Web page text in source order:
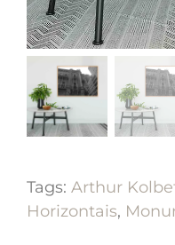
Tags: Arthur
Horizontais,